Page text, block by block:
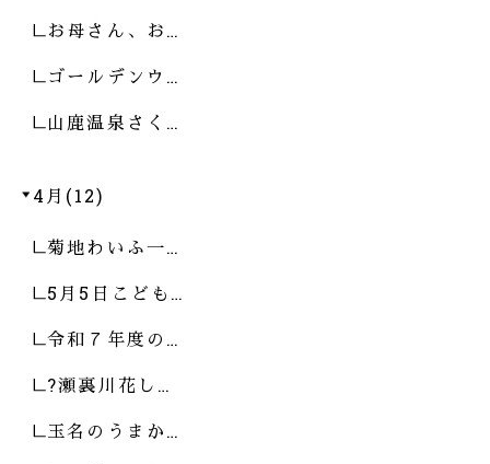
お母さん、お…
ゴールデンウ…
山鹿温泉さく…
4月(12)
菊地わいふ一…
5月5日こども…
令和７年度の…
?瀬裏川花し…
玉名のうまか…